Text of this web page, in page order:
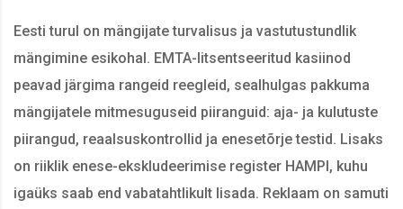
Eesti turul on mängijate turvalisus ja vastutustundlik
mängimine esikohal. EMTA-litsentseeritud kasiinod
peavad järgima rangeid reegleid, sealhulgas pakkuma
mängijatele mitmesuguseid piiranguid: aja- ja kulutuste
piirangud, reaalsuskontrollid ja enesetõrje testid. Lisaks
on riiklik enese-ekskludeerimise register HAMPI, kuhu
igaüks saab end vabatahtlikult lisada. Reklaam on samuti